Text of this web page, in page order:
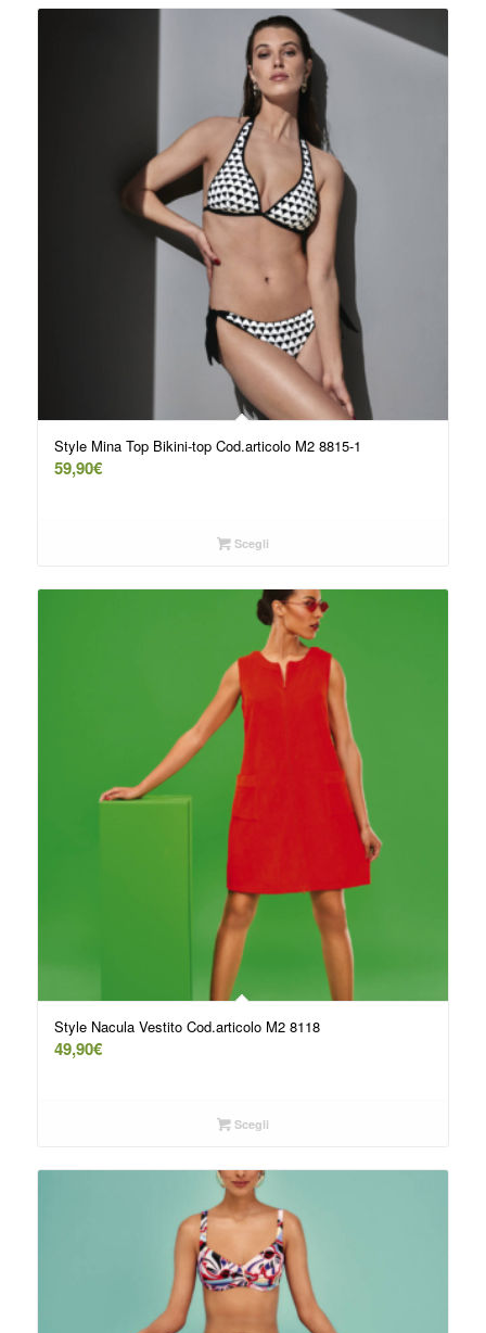
Style Mina Top Bikini-top Cod.articolo M2 8815-1
59,90€
Scegli
Style Nacula Vestito Cod.articolo M2 8118
49,90€
Scegli